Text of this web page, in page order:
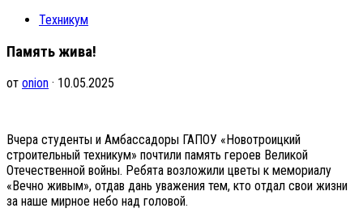
Техникум
Память жива!
от onion · 10.05.2025
Вчера студенты и Амбассадоры ГАПОУ «Новотроицкий
строительный техникум» почтили память героев Великой
Отечественной войны. Ребята возложили цветы к мемориалу
«Вечно живым», отдав дань уважения тем, кто отдал свои жизни
за наше мирное небо над головой.